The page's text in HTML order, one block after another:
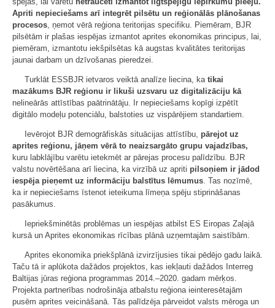
Apriti nepieciešams arī integrēt pilsētu un reģionālās plānošanas
procesos, ņemot vērā reģiona teritorijas specifiku. Piemēram, BJR
pilsētām ir plašas iespējas izmantot aprites ekonomikas principus, lai,
piemēram, izmantotu iekšpilsētas kā augstas kvalitātes teritorijas
jaunai darbam un dzīvošanas pieredzei.
Turklāt ESSBJR ietvaros veiktā analīze liecina, ka tikai
mazākums BJR reģionu ir likuši uzsvaru uz digitalizāciju kā
nelineārās attīstības paātrinātāju. Ir nepieciešams kopīgi izpētīt
digitālo modeļu potenciālu, balstoties uz vispārējiem standartiem.
Ievērojot BJR demogrāfiskās situācijas attīstību, pārejot uz
aprites reģionu, jāņem vērā to neaizsargāto grupu vajadzības,
kuru labklājību varētu ietekmēt ar pārejas procesu palīdzību. BJR
valstu novērtēšana arī liecina, ka virzībā uz apriti pilsoņiem ir jādod
iespēja pieņemt uz informāciju balstītus lēmumus. Tas nozīmē,
ka ir nepieciešams īstenot ieteikuma līmeņa spēju stiprināšanas
pasākumus.
Iepriekšminētās problēmas un iespējas atbilst ES Eiropas Zaļajā
kursā un Aprites ekonomikas rīcības plānā uzņemtajām saistībām.
Aprites ekonomika priekšplānā izvirzījusies tikai pēdējo gadu laikā.
Taču tā ir aplūkota dažādos projektos, kas iekļauti dažādos Interreg
Baltijas jūras reģiona programmas 2014.–2020. gadam mērķos.
Projekta partnerības nodrošināja atbalstu reģiona ieinteresētajām
pusēm aprites veicināšanā. Tās palīdzēja pārveidot valsts mēroga un